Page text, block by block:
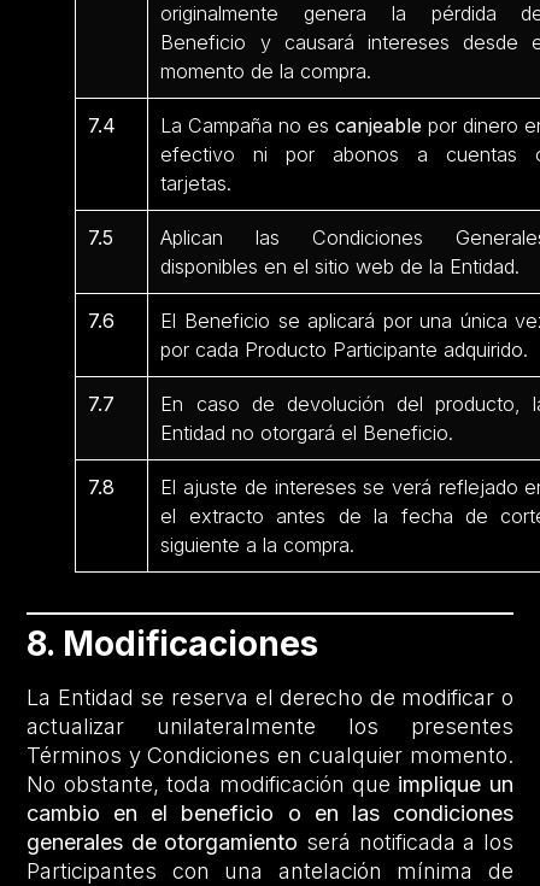
originalmente genera la pérdida
Beneficio y causará intereses desde
momento de la compra.
7.4 La Campaña no escanjeable por dinero
efectivo ni por abonos a cuentas
tarjetas.
7.5
Aplican las Condiciones
disponibles en el sitio web de la Entidad.
7.6
El Beneficio se aplicará por una única
por cada Producto Participante adquirido.
7.7
En caso de devolución del producto,
Entidad no otorgará el Beneficio.
7.8
El ajuste de intereses se verá reflejado
el extracto antes de la fecha de
siguiente a la compra.
8. Modificaciones
La Entidad se reserva el derecho de modificar o
actualizar unilateralmente los presentes
Términos y Condiciones en cualquier momento.
No obstante, toda modificación que implique un
cambio en el beneficio o en las condiciones
generales de otorgamiento será notificada a los
Participantes con una antelación mínima de